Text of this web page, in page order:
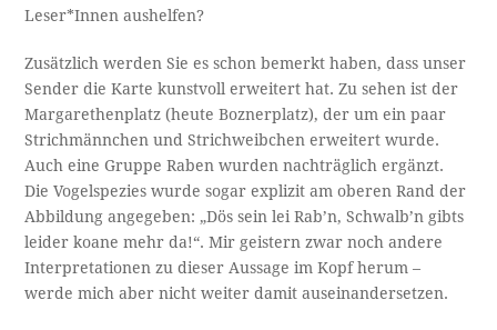
Leser*Innen aushelfen?
Zusätzlich werden Sie es schon bemerkt haben, dass unser
Sender die Karte kunstvoll erweitert hat. Zu sehen ist der
Margarethenplatz (heute Boznerplatz), der um ein paar
Strichmännchen und Strichweibchen erweitert wurde.
Auch eine Gruppe Raben wurden nachträglich ergänzt.
Die Vogelspezies wurde sogar explizit am oberen Rand der
Abbildung angegeben: „Dös sein lei Rab’n, Schwalb’n gibts
leider koane mehr da!“. Mir geistern zwar noch andere
Interpretationen zu dieser Aussage im Kopf herum –
werde mich aber nicht weiter damit auseinandersetzen.